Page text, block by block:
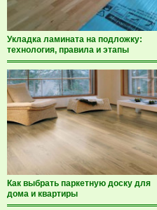
Укладка ламината на подложку:
технология, правила и этапы
Как выбрать паркетную доску для
дома и квартиры